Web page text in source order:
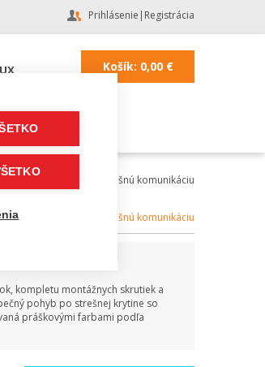
Prihlásenie | Registrácia
Košík: 0,00€
a fólie| doplnky na strešnú komunikáciu
doplnky na strešnú komunikáciu
kompletu montážnych skrutiek a
pohyb po strešnej krytine so
práškovými farbami podľa